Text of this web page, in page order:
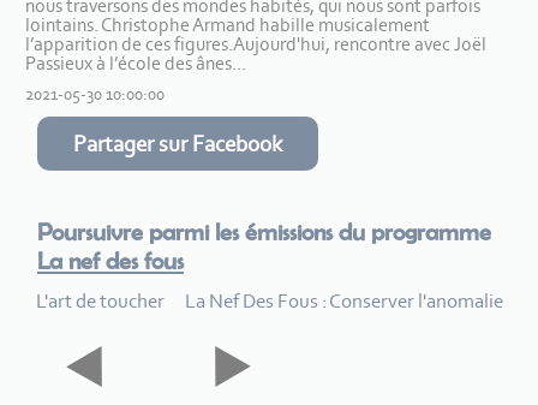
nous traversons des mondes habités, qui nous sont parfois
lointains. Christophe Armand habille musicalement
l’apparition de ces figures.Aujourd'hui, rencontre avec Joël
Passieux à l’école des ânes...
2021-05-30 10:00:00
Partager sur Facebook
Poursuivre parmi les émissions du programme
La nef des fous
L'art de toucher La Nef Des Fous : Conserver l'anomalie